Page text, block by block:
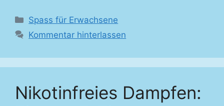
Kategorien
Spass für Erwachsene
Kommentar hinterlassen
Nikotinfreies Dampfen: